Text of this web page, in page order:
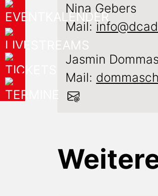
Nina Gebers
Mail:
Jasmin
Mail: